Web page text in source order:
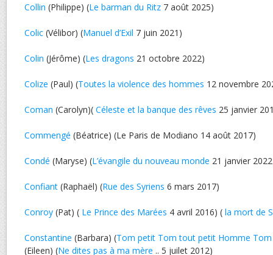
Collin (Philippe) (Le barman du Ritz 7 août 2025)
Colic (Vélibor) (Manuel d’Exil 7 juin 2021)
Colin (Jérôme) (Les dragons 21 octobre 2022)
Colize (Paul) (Toutes la violence des hommes 12 novembre
Coman (Carolyn)( Céleste et la banque des rêves 25 janvier
Commengé (Béatrice) (Le Paris de Modiano 14 août 2017)
Condé (Maryse) (L’évangile du nouveau monde 21 janvier
Confiant (Raphaël) (Rue des Syriens 6 mars 2017)
Conroy (Pat) ( Le Prince des Marées 4 avril 2016) ( la mort de
Constantine (Barbara) (Tom petit Tom tout petit Homme Tom
(Eileen) (Ne dites pas à ma mère .. 5 juilet 2012)